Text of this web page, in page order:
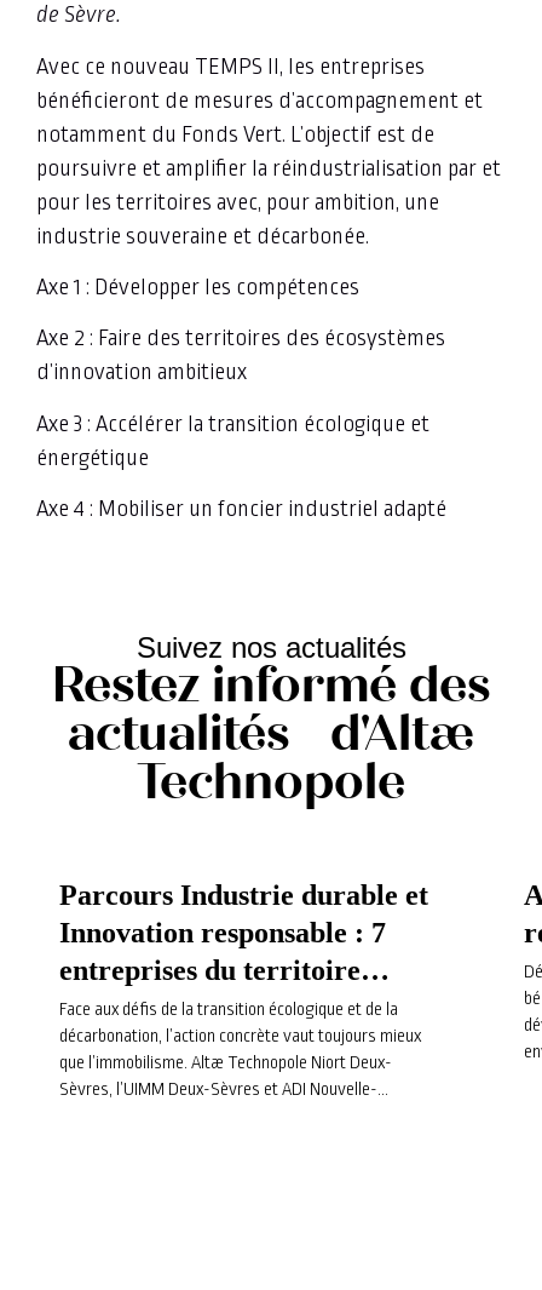
de Sèvre.
Avec ce nouveau TEMPS II, les entreprises
bénéficieront de mesures d’accompagnement et
notamment du Fonds Vert. L’objectif est de
poursuivre et amplifier la réindustrialisation par et
pour les territoires avec, pour ambition, une
industrie souveraine et décarbonée.
Axe 1 : Développer les compétences
Axe 2 : Faire des territoires des écosystèmes
d’innovation ambitieux
Axe 3 : Accélérer la transition écologique et
énergétique
Axe 4 : Mobiliser un foncier industriel adapté
Suivez nos actualités
Restez informé des
actualités d'Altæ
Technopole
Parcours Industrie durable et
Innovation responsable : 7
entreprises du territoire
s’engagent dans une
trajectoire pour l’avenir
Face aux défis de la transition écologique et de la
décarbonation, l’action concrète vaut toujours mieux
que l’immobilisme. Altæ Technopole Niort Deux-
Sèvres, l’UIMM Deux-Sèvres et ADI Nouvelle-